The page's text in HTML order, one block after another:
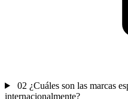
02 ¿Cuáles son las marcas
internacionalmente?